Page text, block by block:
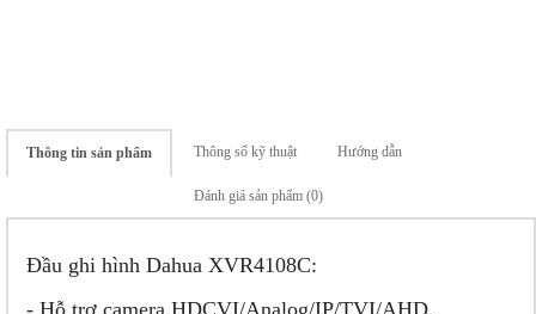
Thông tin sản phẩm Thông số kỹ thuật Hướng dẫn
Đánh giá sản phẩm (0)
Đầu ghi hình Dahua XVR4108C: